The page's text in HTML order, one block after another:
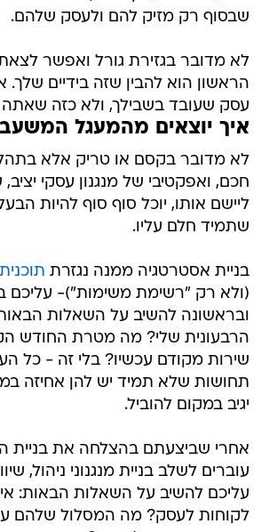
שבסוף רק מזיק להם ולעסק שלהם.
לא מדובר בגזירת גורל ואפשר
הראשון הוא להבין שזה בידיים
עסק שעובד בשבילך, ולא כזה שאתה
איך יוצאים מהמעגל
לא מדובר בקסם או טריק אלא
חכם, ואפקטיבי של מנגנון עסקי
ליישם אותו, יוכל סוף סוף להיות
שתמיד חלם עליו.
בניית אסטרטגיה ממנה נגזרת
(ולא רק "רשימת משימות")- עליכם
ובראשונה להשיב על השאלות
הרבעונית שלי? מה מטרת החודש
שירות מקודם עכשיו? בלי זה - כל
תחושות שלא תמיד יש להן אחיזה
יגיב במקום להוביל.
אחרי שביצעתם בהצלחה את בניית
עוברים לשלב בניית מנגנוני ניהול,
עליכם להשיב על השאלות הבאות:
לקוחות לעסק? מה המסלול שלהם